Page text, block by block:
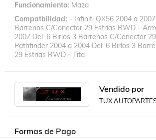
Funcionamiento Maza
Compatbilidad - Infiniti QX56 2004 a
Barrenos C/Conector 29 Estrias RWD -
2007 Del. 6 Birlos 3 Barrenos C/Conector
Pathfinder 2004 a 2004 Del. 6 Birlos 3
29 Estrias RWD - Tita
Vendido por
TUX
Formas de Pago